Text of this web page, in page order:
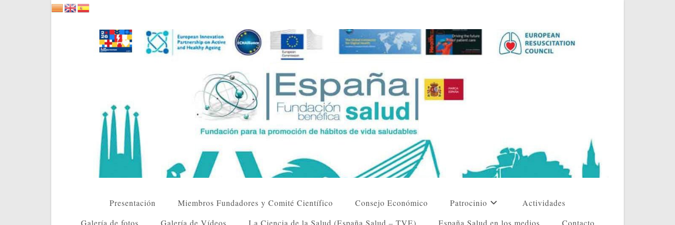
Presentación Miembros Fundadores y Comité Científico Consejo Económico Patrocinio
Actividades
Galería de fotos
Galería de Vídeos La Ciencia de la Salud (España Salud – TVE) España Salud en los medios Contacto